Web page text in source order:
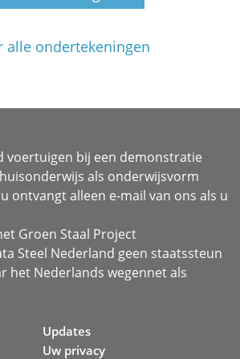
alle ondertekeningen
voertuigen bij een demonstratie
als onderwijsvorm
ontvangt alleen e-mail van ons als u
Groen Staal Project
Steel Nederland geen staatssteun
het Nederlands wegennet als
Updates
Uw privacy